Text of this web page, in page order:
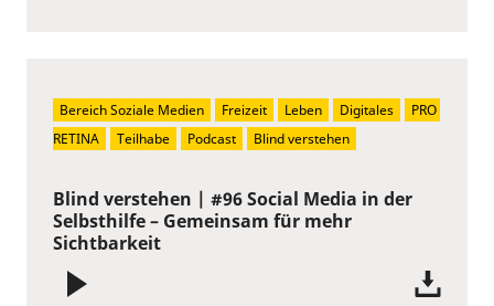
Blind verstehen | #96 Social Media in der
Selbsthilfe – Gemeinsam für mehr
Sichtbarkeit
Bereich Soziale Medien Freizeit Leben Digitales
PRO
RETINA
Teilhabe Podcast Blind verstehen